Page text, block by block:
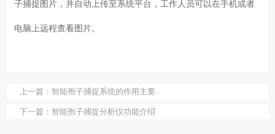
子捕捉图片，并自动上传至系统平台，工作人员可以在手机或者
电脑上远程查看图片。
上一篇： 智能孢子捕捉系统的作用主要
下一篇： 智能孢子捕捉分析仪功能介绍